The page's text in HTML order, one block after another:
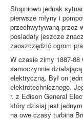
Stopniowo jednak
pierwsze młyny i
przechwytywaną przez
posiadały jeszcze
zaoszczędzić ogrom
W czasie zimy 1887-88
samoczynnie
elektryczną. Był on
elektrotechnicznego.
r. z Edison General
który dzisiaj jest
na owe czasy turbina